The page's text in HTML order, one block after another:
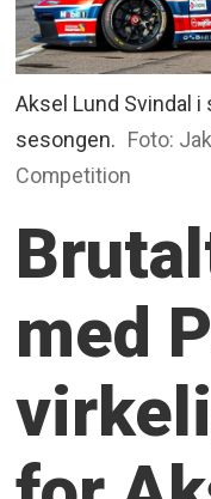
Aksel Lund Svindal
sesongen. Foto:
Competition
med